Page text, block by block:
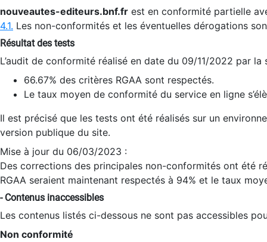
nouveautes-editeurs.bnf.fr est en conformité partielle
4.1. Les non-conformités et les éventuelles dérogations
Résultat des tests
L’audit de conformité réalisé en date du 09/11/2022 par
66.67% des critères RGAA sont respectés.
Le taux moyen de conformité du service en ligne
Il est précisé que les tests ont été réalisés sur un
version publique du site.
Mise à jour du 06/03/2023 :
Des corrections des principales non-conformités ont été
RGAA seraient maintenant respectés à 94% et le taux
- Contenus inaccessibles
Les contenus listés ci-dessous ne sont pas accessibles
Non conformité